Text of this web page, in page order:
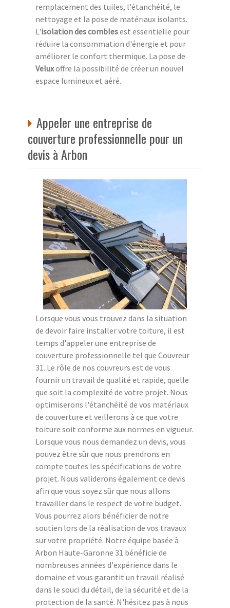
remplacement des tuiles, l'étanchéité, le
nettoyage et la pose de matériaux isolants.
L'isolation des comblesest essentielle pour
réduire la consommation d'énergie et pour
améliorer le confort thermique. La pose de
Veluxoffre la possibilité de créer un nouvel
espace lumineux et aéré.
Appeler une entreprise de
couverture professionnelle pour un
devis à Arbon
Lorsque vous vous trouvez dans la situation
de devoir faire installer votre toiture, il est
temps d'appeler une entreprise de
couverture professionnelle tel que Couvreur
31. Le rôle de nos couvreurs est de vous
fournir un travail de qualité et rapide, quelle
que soit la complexité de votre projet. Nous
optimiserons l'étanchéité de vos matériaux
de couverture et veillerons à ce que votre
toiture soit conforme aux normes en vigueur.
Lorsque vous nous demandez un devis, vous
pouvez être sûr que nous prendrons en
compte toutes les spécifications de votre
projet. Nous validerons également ce devis
afin que vous soyez sûr que nous allons
travailler dans le respect de votre budget.
Vous pourrez alors bénéficier de notre
soutien lors de la réalisation de vos travaux
sur votre propriété. Notre équipe basée à
Arbon Haute-Garonne 31 bénéficie de
nombreuses années d'expérience dans le
domaine et vous garantit un travail réalisé
dans le souci du détail, de la sécurité et de la
protection de la santé. N'hésitez pas à nous